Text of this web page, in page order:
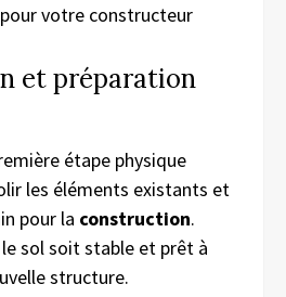
votre constructeur
et préparation
étape physique
les éléments existants et
pour la construction.
sol soit stable et prêt à
structure.